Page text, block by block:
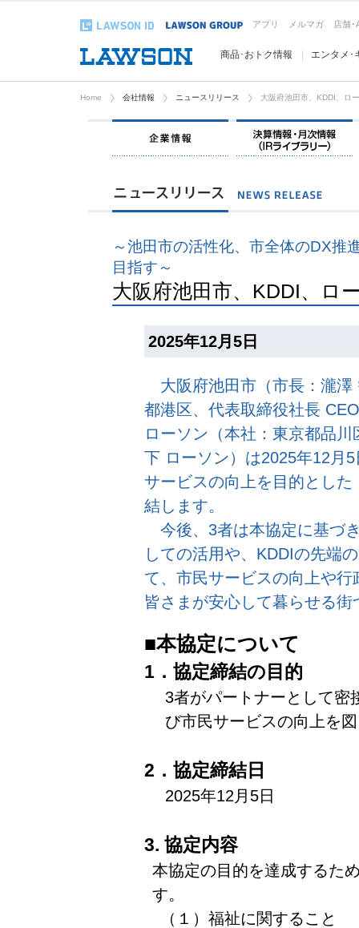
アプリ メルマガ 店舗･
商品･おトク情報 エンタメ･
Home 会社情報 ニュースリリース 大阪府池田市、KDDI、ロ
企業情報
～池田市の活性化、市全体のDX推
目指す～
大阪府池田市、KDDI、ロ
2025年12月5日
大阪府池田市（市長：瀧澤
都港区、代表取締役社長
ローソン（本社：東京都品
下 ローソン）は2025年12月
サービスの向上を目的とし
結します。
今後、3者は本協定に基づ
しての活用や、KDDIの先端
て、市民サービスの向上や
皆さまが安心して暮らせる
■本協定について
1．協定締結の目的
3者がパートナーとして密
び市民サービスの向上を
2．協定締結日
2025年12月5日
3. 協定内容
本協定の目的を達成するた
す。
（１）福祉に関すること